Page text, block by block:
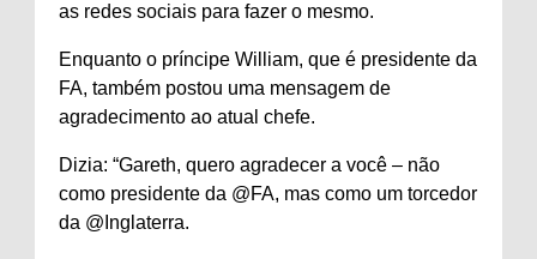
as redes sociais para fazer o mesmo.
Enquanto o príncipe William, que é presidente da
FA, também postou uma mensagem de
agradecimento ao atual chefe.
Dizia: “Gareth, quero agradecer a você – não
como presidente da @FA, mas como um torcedor
da @Inglaterra.